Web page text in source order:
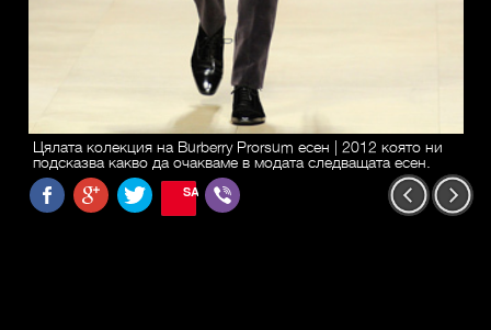
Цялата колекция на Burberry Prorsum есен | 2012 която ни
подсказва какво да очакваме в модата следващата есен.
SAVE